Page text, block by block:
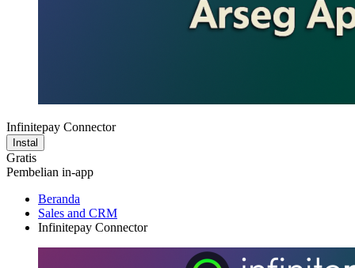
Infinitepay Connector
Instal
Gratis
Pembelian in-app
Beranda
Sales and CRM
Infinitepay Connector